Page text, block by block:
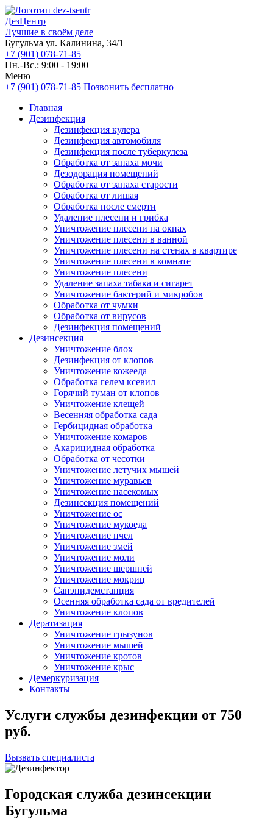
ДезЦентр
Лучшие в своём деле
Бугульма ул. Калинина, 34/1
+7 (901) 078-71-85
Пн.-Вс.: 9:00 - 19:00
Меню
+7 (901) 078-71-85 Позвонить бесплатно
Главная
Дезинфекция
Дезинфекция кулера
Дезинфекция автомобиля
Дезинфекция после туберкулеза
Обработка от запаха мочи
Дезодорация помещений
Обработка от запаха старости
Обработка от лишая
Обработка после смерти
Удаление плесени и грибка
Уничтожение плесени на окнах
Уничтожение плесени в ванной
Уничтожение плесени на стенах в квартире
Уничтожение плесени в комнате
Уничтожение плесени
Удаление запаха табака и сигарет
Уничтожение бактерий и микробов
Обработка от чумки
Обработка от вирусов
Дезинфекция помещений
Дезинсекция
Уничтожение блох
Дезинфекция от клопов
Уничтожение кожееда
Обработка гелем ксевил
Горячий туман от клопов
Уничтожение клещей
Весенняя обработка сада
Гербицидная обработка
Уничтожение комаров
Акарицидная обработка
Обработка от чесотки
Уничтожение летучих мышей
Уничтожение муравьев
Уничтожение насекомых
Дезинсекция помещений
Уничтожение ос
Уничтожение мукоеда
Уничтожение пчел
Уничтожение змей
Уничтожение моли
Уничтожение шершней
Уничтожение мокриц
Санэпидемстанция
Осенняя обработка сада от вредителей
Уничтожение клопов
Дератизация
Уничтожение грызунов
Уничтожение мышей
Уничтожение кротов
Уничтожение крыс
Демеркуризация
Контакты
Услуги службы дезинфекции от 750
руб.
Вызвать специалиста
Городская служба дезинсекции
Бугульма